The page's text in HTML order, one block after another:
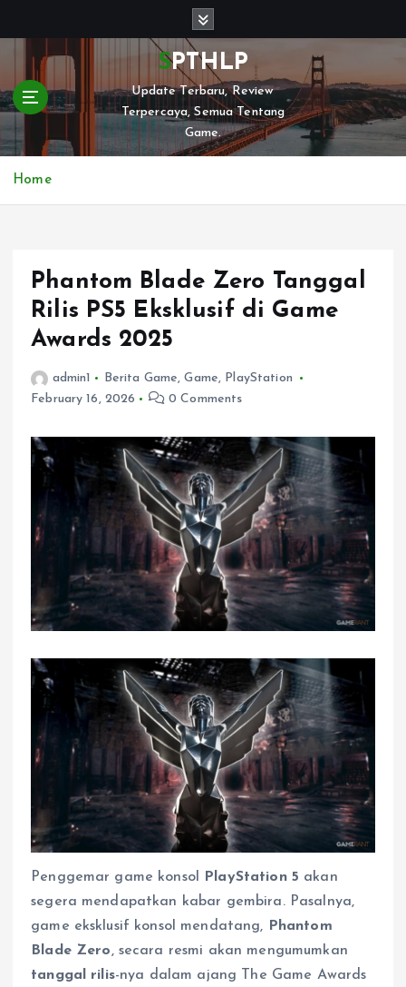
t
o
o
SPTHLP
Update Terbaru, Review
Terpercaya, Semua Tentang
Game.
Home
Phantom Blade Zero Tanggal
Rilis PS5 Eksklusif di Game
Awards 2025
admin1 Berita Game,Game, PlayStation
February 16, 2026
0 Comments
Penggemar game konsol PlayStation 5 akan
segera mendapatkan kabar gembira. Pasalnya,
game eksklusif konsol mendatang,
Phantom
Blade Zero, secara resmi akan mengumumkan
tanggal rilis-nya dalam ajang The Game Awards